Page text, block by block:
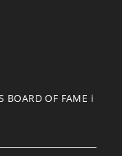
BOARD OF FAME i